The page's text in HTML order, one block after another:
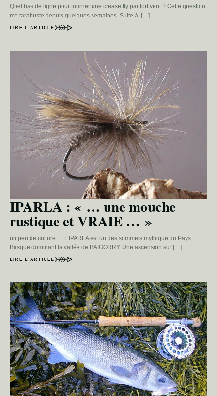
Quel bas de ligne pour tourner une crease fly par fort vent ? Cette question
me tarabuste depuis quelques semaines. Suite à […]
LIRE L’ARTICLE
IPARLA : « … une mouche
rustique et VRAIE … »
un peu de culture … L’IPARLA est un des sommets mythique du Pays
Basque dominant la vallée de BAIGORRY. Une ascension sur […]
LIRE L’ARTICLE